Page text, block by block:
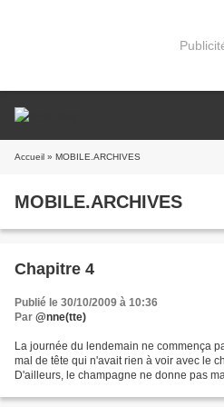
Accueil » MOBILE.ARCHIVES
MOBILE.ARCHIVES
Chapitre 4
Publié le 30/10/2009 à 10:36
Par @nne(tte)
La journée du lendemain ne commença
mal de tête qui n'avait rien à voir avec le
D'ailleurs, le champagne ne donne pas